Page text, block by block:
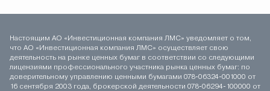
Настоящим АО «Инвестиционная компания ЛМС» уведомляет о том,
что АО «Инвестиционная компания ЛМС» осуществляет свою
деятельность на рынке ценных бумаг в соответствии со следующими
лицензиями профессионального участника рынка ценных бумаг: по
доверительному управлению ценными бумагами 078-06324-001000 от
16 сентября 2003 года, брокерской деятельности 078-06294-100000 от